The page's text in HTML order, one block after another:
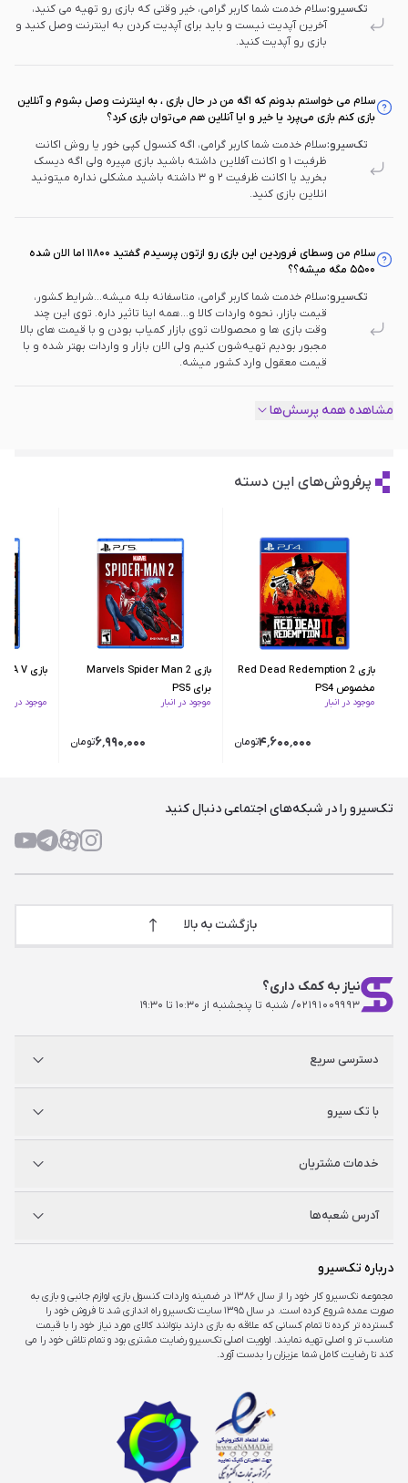
تک‌سیرو:سلام خدمت شما کاربر گرامی، خیر وقتی که بازی رو تهیه می کنید،
آخرین آپدیت نیست و باید برای آپدیت کردن به اینترنت وصل کنید و
بازی رو آپدیت کنید.
سلام می خواستم بدونم که اگه من در حال بازی ، به اینترنت وصل بشوم و آنلاین
بازی کنم بازی می‌پرد یا خیر و ایا آنلاین هم می‌توان بازی کرد؟
تک‌سیرو:سلام خدمت شما کاربر گرامی، اگه کنسول کپی خور یا روش اکانت
ظرفیت ۱ و اکانت آفلاین داشته باشید بازی مپیره ولی اگه دیسک
بخرید یا اکانت ظرفیت ۲ و ۳ داشته باشید مشکلی نداره میتونید
انلاین بازی کنید.
سلام من وسطای فروردین این بازی رو ازتون پرسیدم گفتید ۱۱۸۰۰ اما الان شده
۵۵۰۰ مگه میشه؟؟
تک‌سیرو:سلام خدمت شما کاربر گرامی، متاسفانه بله میشه...شرایط کشور،
قیمت بازار، نحوه واردات کالا و...همه اینا تاثیر داره. توی این چند
وقت بازی ها و محصولات توی بازار کمیاب بودن و با قیمت های بالا
مجبور بودیم تهیه‌شون کنیم ولی الان بازار و واردات بهتر شده و با
قیمت معقول وارد کشور میشه.
مشاهده همه پرسش‌ها
پرفروش‌های این دسته
بازی Red Dead Redemption 2
مخصوص PS4
موجود در انبار
۴٬۶۰۰٬۰۰۰تومان
بازی Marvels Spider Man 2
برای PS5
موجود در انبار
۶٬۹۹۰٬۰۰۰تومان
بازی GTA V برای PS5
موجود در
تک‌سیرو را در شبکه‌های اجتماعی دنبال کنید
نیاز به کمک داری؟
۰۲۱۹۱۰۰۹۹۹۳/ شنبه تا پنجشنبه از ۱۰:۳۰ تا ۱۹:۳۰
بازگشت به بالا
دسترسی سریع
ایکس‌باکس
شگفت سیرو
با تک سیرو
راه‌های ارتباطی
مجله خبری
خدمات مشتریان
راهنمای اکانت‌ها
شرایط و قوانین
آدرس شعبه‌ها
شعبه مرکزی
شعبه چارسو
تهران، خیابان جمهوری، تقاطع حافظ، پاساژ چارسو، طبقه منفی یک، پلاک A۴۸
شعبه اپال
درباره تک‌سیرو
مجموعه تک‌سیرو کار خود را از سال ۱۳۸۶ در ضمینه واردات کنسول بازی، لوازم جانبی و بازی به
صورت عمده شروع کرده است. در سال ۱۳۹۵ سایت تک‌سیرو راه اندازی شد تا فروش خود را
گسترده تر کرده تا تمام کسانی که علاقه به بازی دارند بتوانند کالای مورد نیاز خود را با قیمت
مناسب تر و اصلی تهیه نمایند. اولویت اصلی تک‌سیرو رضایت مشتری بود و تمام تلاش خود را می
کند تا رضایت کامل شما عزیزان را بدست آورد.